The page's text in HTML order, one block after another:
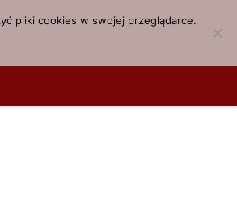
pliki cookies w swojej przeglądarce.